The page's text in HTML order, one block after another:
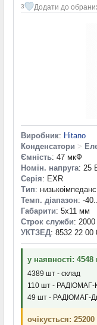
3 Додати до
Виробник: Hitano
Конденсатори >
Ємність: 47 мкФ
Номін. напруга: 25
Серія: EXR
Тип:
Темп. діапазон: -
Габарити: 5x11 мм
Строк служби: 2000
УКТЗЕД: 8532 22 00
у наявності: 4548
4389 шт - склад
110 шт - РАДІОМАГ-
49 шт - РАДІОМАГ-
очікується: